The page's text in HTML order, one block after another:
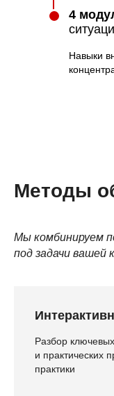
Навыки
4
Методы
Мы комбинируем
под задачи вашей
Разбор
и практических
практики